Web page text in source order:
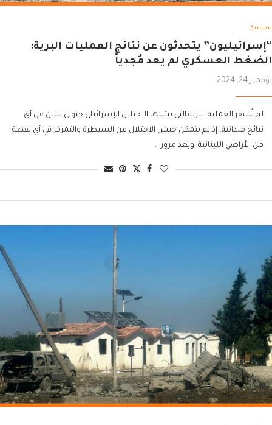
سياسة
“إسرائيليون” يتحدثون عن نتائج العمليات البرية:
الضغط العسكري لم يعد مُجدياً
نوفمبر 24, 2024
لم تُسفر العملية البرية التي يشنها الاحتلال الإسرائيلي جنوبي لبنان عن أي
نتائج ميدانية، إذ لم يتمكن جيش الاحتلال من السيطرة والتمركز في أي نقطة
من الأراضي اللبنانية. وبعد مرور …